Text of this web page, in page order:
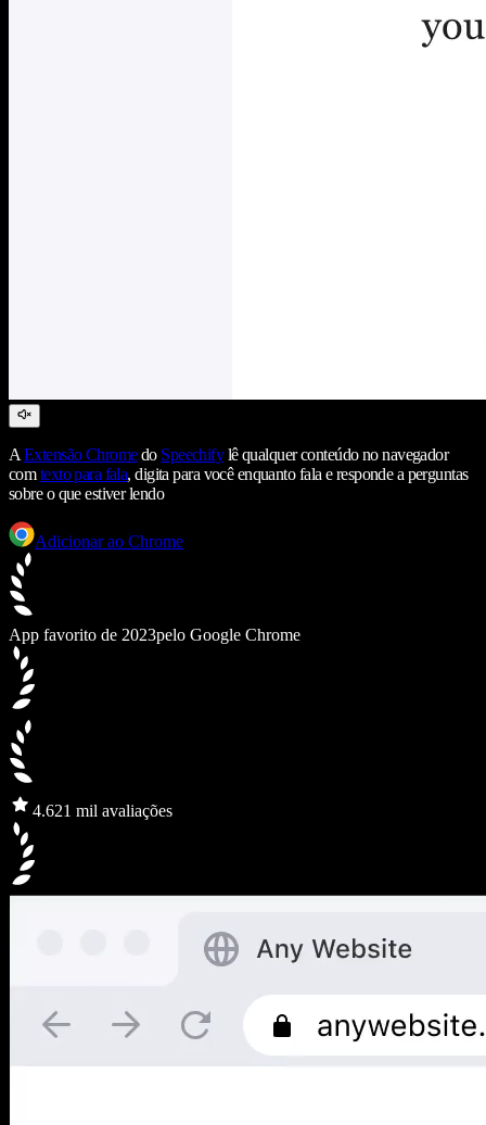
A Extensão Chromedo Speechifylê qualquer conteúdo no navegador
comtexto para fala, digita para você enquanto fala e responde a perguntas
sobre o que estiver lendo
Adicionar ao Chrome
App favorito de 2023pelo Google Chrome
4.621 mil avaliações